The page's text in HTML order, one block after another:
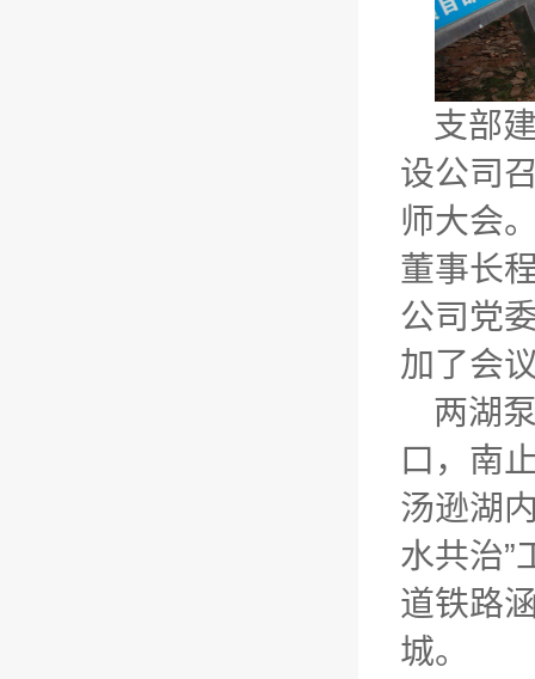
支部
设公司
师大会
董事长
公司党
加了会
两湖
口，南
汤逊湖
水共治”
道铁路
城。